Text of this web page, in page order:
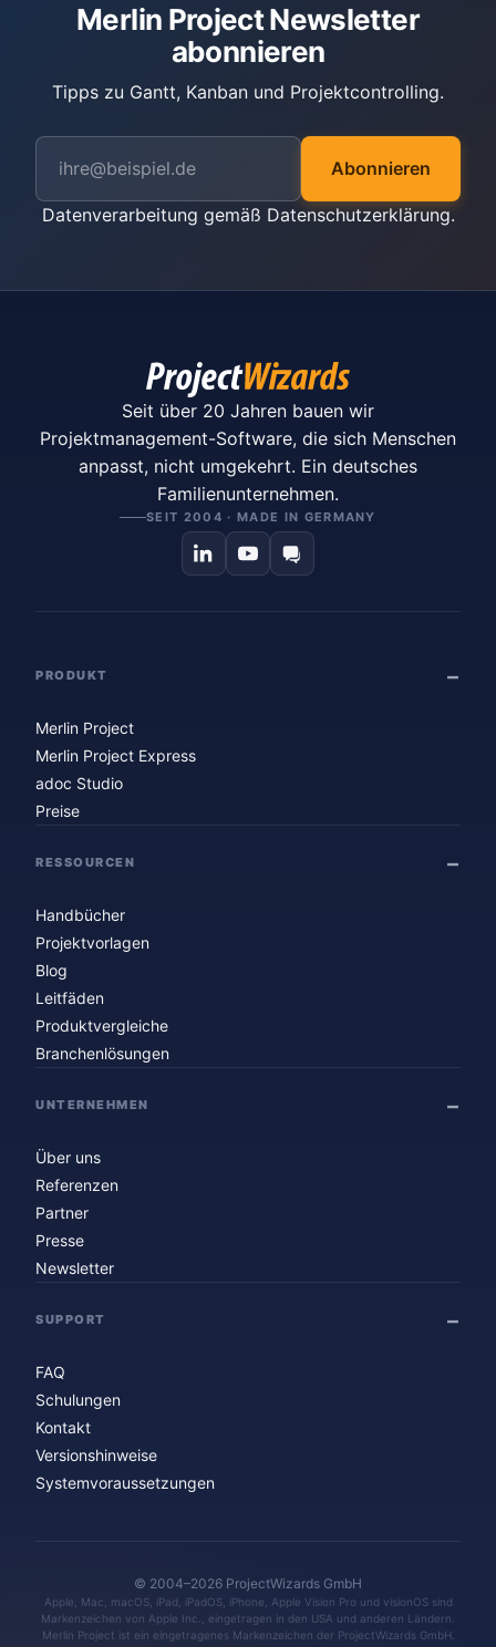
Merlin Project Newsletter
abonnieren
Tipps zu Gantt, Kanban und Projektcontrolling.
Abonnieren
Datenverarbeitung gemäß Datenschutzerklärung.
Seit über 20 Jahren bauen wir
Projektmanagement-Software, die sich Menschen
anpasst, nicht umgekehrt. Ein deutsches
Familienunternehmen.
SEIT 2004 · MADE IN GERMANY
PRODUKT
Merlin Project
Merlin Project Express
adoc Studio
Preise
RESSOURCEN
Handbücher
Projektvorlagen
Blog
Leitfäden
Produktvergleiche
Branchenlösungen
UNTERNEHMEN
Über uns
Referenzen
Partner
Presse
Newsletter
SUPPORT
FAQ
Schulungen
Kontakt
Versionshinweise
Systemvoraussetzungen
© 2004–2026 ProjectWizards GmbH
Apple, Mac, macOS, iPad, iPadOS, iPhone, Apple Vision Pro und visionOS sind
Markenzeichen von Apple Inc., eingetragen in den USA und anderen Ländern.
Merlin Project ist ein eingetragenes Markenzeichen der ProjectWizards GmbH.